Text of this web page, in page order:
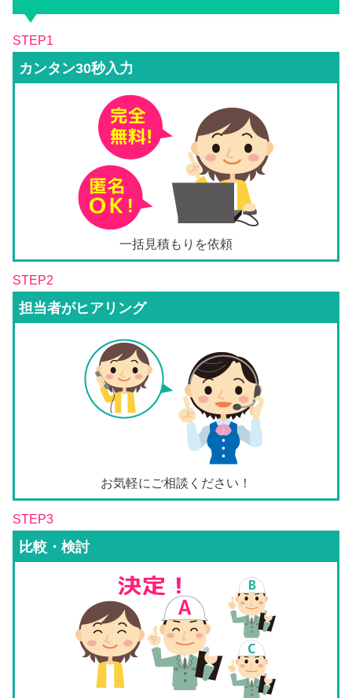
STEP1
カンタン30秒入力
一括見積もりを依頼
STEP2
担当者がヒアリング
お気軽にご相談ください！
STEP3
比較・検討